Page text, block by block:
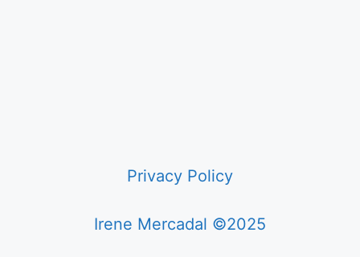
Privacy Policy
Irene Mercadal ©2025